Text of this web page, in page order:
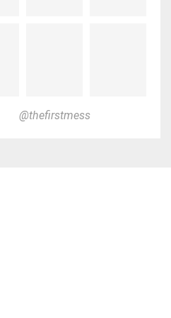
@thefirstmess